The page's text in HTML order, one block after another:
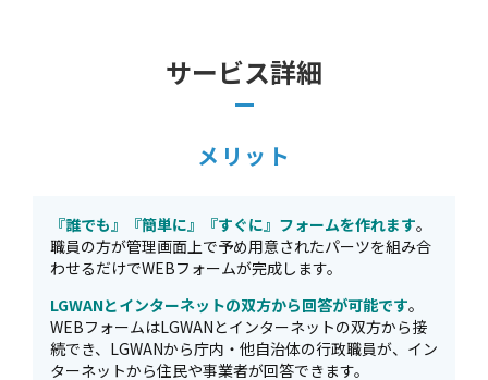
サービス詳細
メリット
『誰でも』『簡単に』『すぐに』フォームを作れます。
職員の方が管理画面上で予め用意されたパーツを組み合
わせるだけでWEBフォームが完成します。
LGWANとインターネットの双方から回答が可能です。
WEBフォームはLGWANとインターネットの双方から接
続でき、LGWANから庁内・他自治体の行政職員が、イン
ターネットから住民や事業者が回答できます。